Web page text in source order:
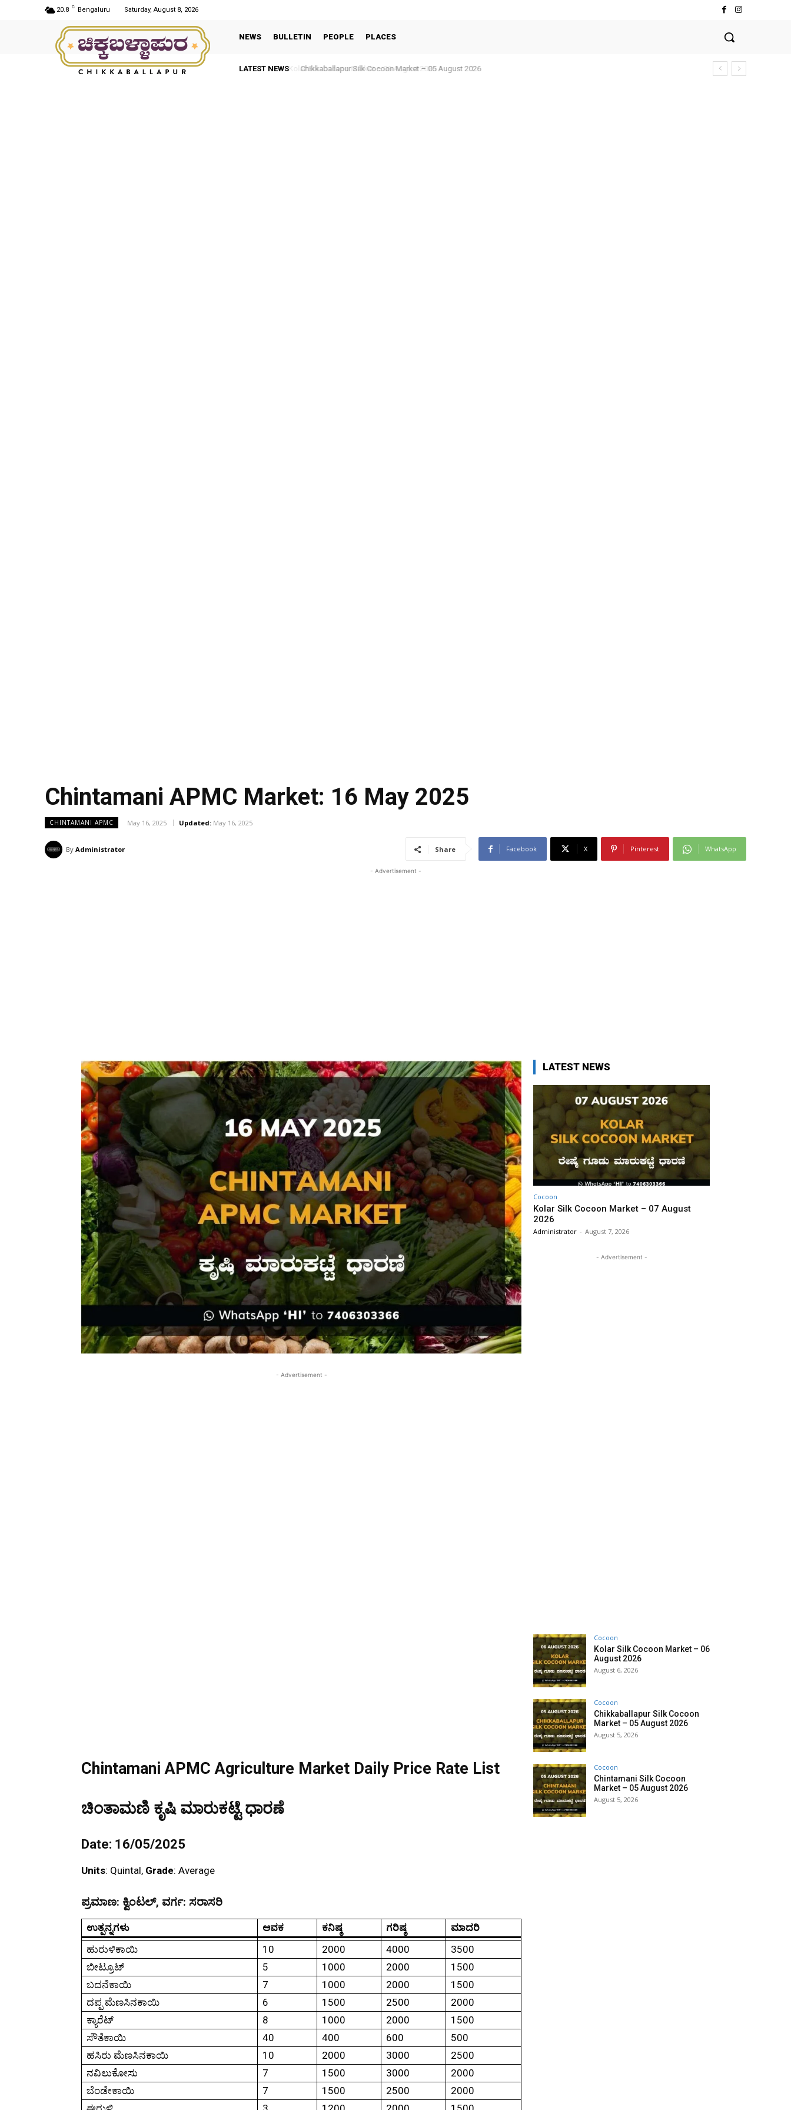
20.8 C Bengaluru Saturday, August 8, 2026
NEWS BULLETIN PEOPLE PLACES
LATEST NEWS Chikkaballapur Silk Cocoon Market – 05 August 2026
Chintamani APMC Market: 16 May 2025
CHINTAMANI APMC May 16, 2025 Updated: May 16, 2025
By Administrator Share Facebook X Pinterest WhatsApp
- Advertisement -
- Advertisement -
Chintamani APMC Agriculture Market Daily Price Rate List
ಚಿಂತಾಮಣಿ ಕೃಷಿ ಮಾರುಕಟ್ಟೆ ಧಾರಣೆ
Date: 16/05/2025
Units: Quintal, Grade: Average
ಪ್ರಮಾಣ: ಕ್ವಿಂಟಲ್, ವರ್ಗ: ಸರಾಸರಿ
ಉತ್ಪನ್ನಗಳು ಆವಕ ಕನಿಷ್ಠ ಗರಿಷ್ಠ
ಮಾದರಿ
ಹುರುಳಿಕಾಯಿ
10 2000 4000
3500
ಬೀಟ್ರೂಟ್
5 1000 2000
1500
ಬದನೆಕಾಯಿ
7 1000 2000
1500
ದಪ್ಪ ಮೆಣಸಿನಕಾಯಿ
6 1500 2500
2000
ಕ್ಯಾರೆಟ್
8 1000 2000
1500
ಸೌತೆಕಾಯಿ
40 400 600
500
ಹಸಿರು ಮೆಣಸಿನಕಾಯಿ
10 2000 3000
2500
ನವಿಲುಕೋಸು
7 1500 3000
2000
ಬೆಂಡೇಕಾಯಿ
7 1500 2500
2000
LATEST NEWS
Cocoon
Kolar Silk Cocoon Market – 07 August
2026
Administrator - August 7, 2026
- Advertisement -
Cocoon
Kolar Silk Cocoon Market – 06
August 2026
August 6, 2026
Cocoon
Chikkaballapur Silk Cocoon
Market – 05 August 2026
August 5, 2026
Cocoon
Chintamani Silk Cocoon
Market – 05 August 2026
August 5, 2026